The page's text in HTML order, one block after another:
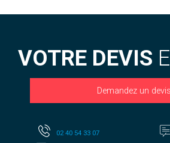
VOTRE DEVIS
Demandez un devis
02 40 54 33 07